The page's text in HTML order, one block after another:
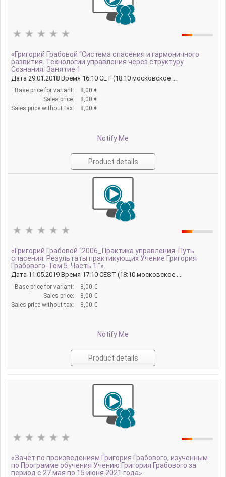
«Григорий Грабовой “Система спасения и гармоничного
развития. Технологии управления через структуру
Сознания. Занятие 1
Дата 29.01.2018 Время 16:10 CET (18:10 московское ...
Base price for variant:
8,00 €
Sales price:
8,00 €
Sales price without tax:
8,00 €
Notify Me
Product details
«Григорий Грабовой “2006_Практика управления. Путь
спасения. Результаты практикующих Учение Григория
Грабового. Том 5. Часть 1.”».
Дата 11.05.2019 Время 17:10 CEST (18:10 московское ...
Base price for variant:
8,00 €
Sales price:
8,00 €
Sales price without tax:
8,00 €
Notify Me
Product details
«Зачёт по произведениям Григория Грабового, изученным
по Программе обучения Учению Григория Грабового за
период с 27 мая по 15 июня 2021 года».